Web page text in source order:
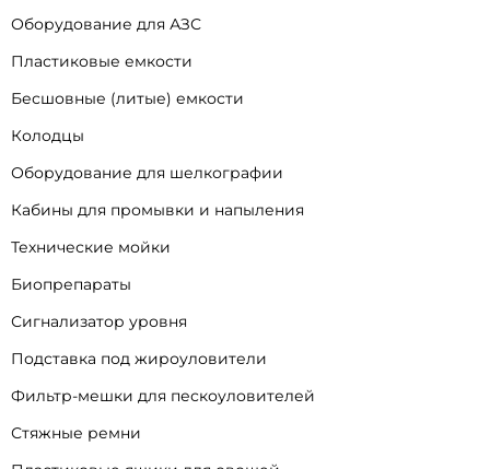
Оборудование для АЗС
Пластиковые емкости
Бесшовные (литые) емкости
Колодцы
Оборудование для шелкографии
Кабины для промывки и напыления
Технические мойки
Биопрепараты
Сигнализатор уровня
Подставка под жироуловители
Фильтр-мешки для пескоуловителей
Стяжные ремни